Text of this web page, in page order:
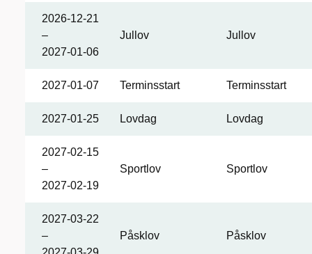
2026-12-21
–
2027-01-06
Jullov Jullov
2027-01-07 Terminsstart Terminsstart
2027-01-25 Lovdag Lovdag
2027-02-15
–
2027-02-19
Sportlov Sportlov
2027-03-22
–
Påsklov Påsklov